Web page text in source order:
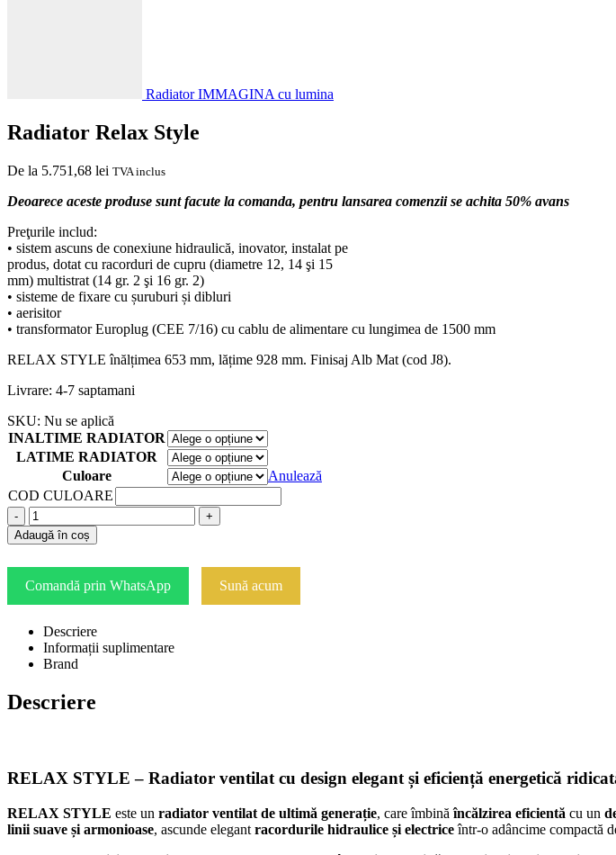
Radiator IMMAGINA cu lumina
Radiator Relax Style
De la 5.751,68 lei TVA inclus
Deoarece aceste produse sunt facute la comanda, pentru lansarea comenzii se achita 50% avans
Preţurile includ:
• sistem ascuns de conexiune hidraulică, inovator, instalat pe
produs, dotat cu racorduri de cupru (diametre 12, 14 şi 15
mm) multistrat (14 gr. 2 şi 16 gr. 2)
• sisteme de fixare cu șuruburi și dibluri
• aerisitor
• transformator Europlug (CEE 7/16) cu cablu de alimentare cu lungimea de 1500 mm
RELAX STYLE înălțimea 653 mm, lățime 928 mm. Finisaj Alb Mat (cod J8).
Livrare: 4-7 saptamani
SKU: Nu se aplică
INALTIME RADIATOR
LATIME RADIATOR
Culoare
Anulează
COD CULOARE
-
+
Adaugă în coș
Comandă prin WhatsApp Sună acum
Descriere
Informații suplimentare
Brand
Descriere
RELAX STYLE – Radiator ventilat cu design elegant și eficiență energetică
RELAX STYLE este un radiator ventilat de ultimă generație, care îmbinăîncălzirea eficientă cu un
linii suave și armonioase, ascunde elegant racordurile hidraulice și electriceîntr-o adâncime compactă